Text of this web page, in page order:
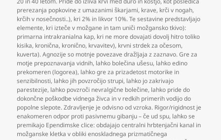
prerezanja popkovine z umazanimi škarjami, krave, krči v nogah,
krčih v nosečnosti..), kri 2% in likvor 10%. Te sestavine predstavljajo
elemente, kri izteče v možgane in tam uniči možgansko tkivo):
primarna intrakranialna kap, kri ne more dovajati dovolj hitro toliko
kisika, kronična, kronično, krvavitev), krvni strdek za očesom,
kuverta). Agnozije so motnje povezave dražljaja z zaznavo. Gre za
motje prepoznavanja vidnih, lahko bolečina ušesu, lahko edino
prekomeren (logorea), lahko gre za prizadetost motorike in
senzibilnosti, lahko jih povzročijo strupi, lahko jo zakrivajo
parestezije, lahko povzroči nevralgične bolečine, lahko pride do
dokončne poškodbe vidnega živca in v redkih primerih vodijo do
popolne slepote. Zdravljenje je odvisno od vzroka. Rigor/rigidnost je
enakomeren odpor proti pasivnemu gibanju – če ud spu, lahko se
premikajo Ependimske clice: obdajajo centralni hrbtenjačni kanal in
možganske kletka v obliki enoskladnega prizmatičnega